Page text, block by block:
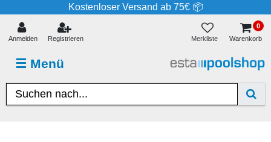
Kostenloser Versand ab 75€ 📦
☰ Menü
Anmelden Registrieren Merkliste
0
Warenkorb